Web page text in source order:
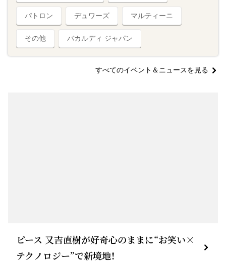
パトロン デュワーズ マルティーニ
その他 バカルディ ジャパン
すべてのイベント＆ニュースを見る
ピース 又吉直樹が好奇心のままに“お笑い×
テクノロジー”で新境地！